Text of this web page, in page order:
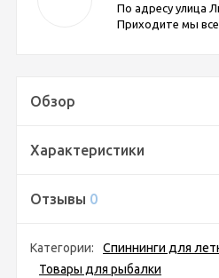
По адресу улица
Приходите мы
Обзор
Характеристики
Отзывы 0
Категории:
Спиннинги для
Товары для рыбалки